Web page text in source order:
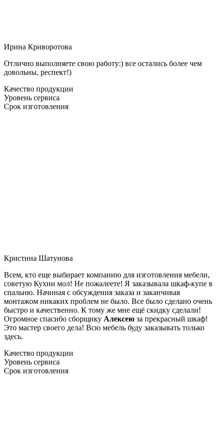
Ирина Криворотова
Отлично выполняете свою работу:) все остались более чем
довольны, респект!)
Качество продукции
Уровень сервиса
Срок изготовления
Кристина Шатунова
Всем, кто еще выбирает компанию для изготовления мебели,
советую Кухни мол! Не пожалеете! Я заказывала шкаф-купе в
спальню. Начиная с обсуждения заказа и заканчивая
монтажом никаких проблем не было. Все было сделано очень
быстро и качественно. К тому же мне ещё скидку сделали!
Огромное спасибо сборщику Алексею за прекрасный шкаф!
Это мастер своего дела! Всю мебель буду заказывать только
здесь.
Качество продукции
Уровень сервиса
Срок изготовления